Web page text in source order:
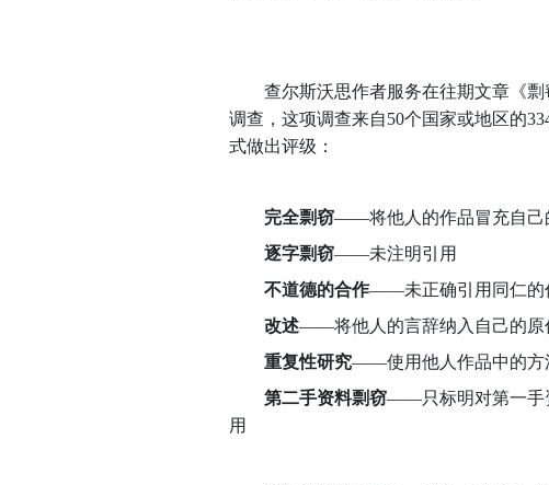
查尔斯沃思作者服务在往期文章《剽
调查，这项调查来自50个国家或地区的
式做出评级：
完全剽窃——将他人的作品冒充自己
逐字剽窃——未注明引用
不道德的合作——未正确引用同仁的
改述——将他人的言辞纳入自己的原
重复性研究——使用他人作品中的方
第二手资料剽窃——只标明对第一手
用